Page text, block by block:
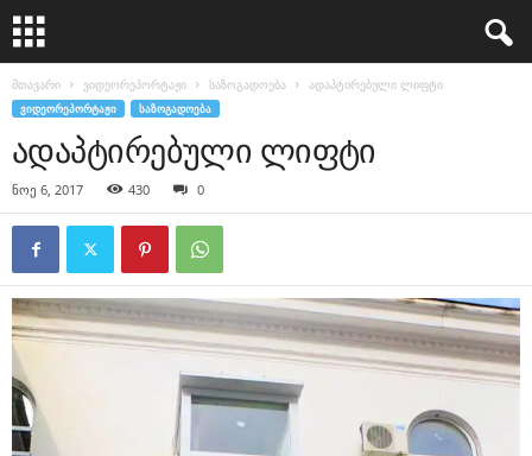
მთავარი ვიდეორეპორტაჟი საზოგადოება ადაპტირებული ლიფტი
ᲕᲘᲓᲔᲝᲠᲔᲞᲝᲠᲢᲐᲟᲘ ᲡᲐᲖᲝᲒᲐᲓᲝᲔᲑᲐ
ადაპტირებული ლიფტი
ნოე 6, 2017 430 0